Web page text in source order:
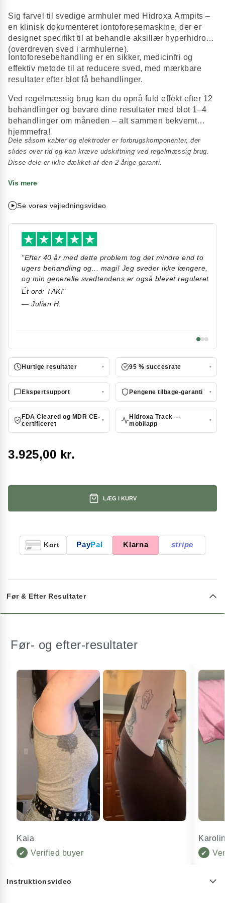
Sig farvel til svedige armhuler med Hidroxa Armpits –
en klinisk dokumenteret iontoforesemaskine, der er
designet specifikt til at behandle aksillær hyperhidrose
(overdreven sved i armhulerne).
Iontoforesebehandling er en sikker, medicinfri og
effektiv metode til at reducere sved, med mærkbare
resultater efter blot få behandlinger.
Ved regelmæssig brug kan du opnå fuld effekt efter 12
behandlinger og bevare dine resultater med blot 1–4
behandlinger om måneden – alt sammen bekvemt
hjemmefra!
Dele såsom kabler og elektroder er forbrugskomponenter, der
slides over tid og kan kræve udskiftning ved regelmæssig brug.
Disse dele er ikke dækket af den 2-årige garanti.
Vis mere
Se vores vejledningsvideo
"Efter 40 år med dette problem tog det mindre end to
ugers behandling og... magi! Jeg sveder ikke længere,
og min generelle svedtendens er også blevet reguleret.
Ét ord: TAK!"
— Julian H.
Hurtige resultater 95 % succesrate
Ekspertsupport Pengene tilbage-garanti
FDA Cleared og MDR CE-
certificeret
Hidroxa Track —
mobilapp
3.925,00 kr.
LÆG I KURV
Kort PayPal Klarna stripe
Før & Efter Resultater
Før- og efter-resultater
Kaia
✔ Verified buyer ✔
Instruktionsvideo